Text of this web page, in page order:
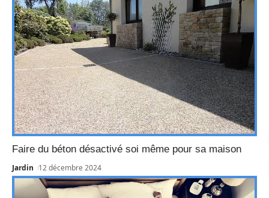
Faire du béton désactivé soi même pour sa maison
Jardin 12 décembre 2024